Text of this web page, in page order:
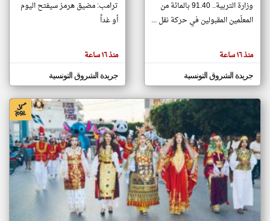
مصادر الأخبار من تونس
اخبار تونس على مدار الساعة
أهم اخبار تونس العاجلة والمباشرة
المقالات
هنا عن
وجهة
نظر
كاتبيها.
وزارة التربية.. 91.40 بالمائة من
المعلّمين المقبولين في حركة نقل ...
منذ ١٦ ساعة
جريدة الشروق التونسية
ترامب: مضيق هرمز سيفتح اليوم
أو غداً
منذ ١٦ ساعة
جريدة الشروق التونسية
klyoum.com